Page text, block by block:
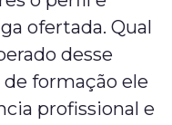
ofertada. Qual
desse
formação ele
profissional e